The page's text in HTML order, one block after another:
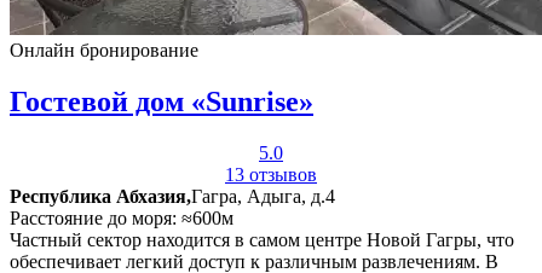
Онлайн бронирование
Гостевой дом «Sunrise»
5.0
13 отзывов
Республика Абхазия,Гагра, Адыга, д.4
Расстояние до моря: ≈600м
Частный сектор находится в самом центре Новой Гагры, что
обеспечивает легкий доступ к различным развлечениям. В